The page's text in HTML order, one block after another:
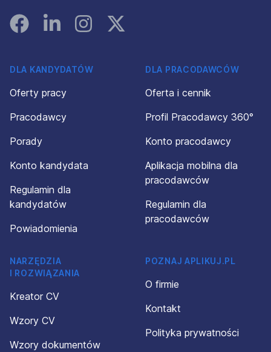
FacebookLinked InInstagramInstagram
DLA KANDYDATÓW
Oferty pracy
Pracodawcy
Porady
Konto kandydata
Regulamin dla
kandydatów
Powiadomienia
DLA PRACODAWCÓW
Oferta i cennik
Profil Pracodawcy 360°
Konto pracodawcy
Aplikacja mobilna dla
pracodawców
Regulamin dla
pracodawców
NARZĘDZIA
I ROZWIĄZANIA
Kreator CV
Wzory CV
Wzory dokumentów
POZNAJ APLIKUJ.PL
O firmie
Kontakt
Polityka prywatności